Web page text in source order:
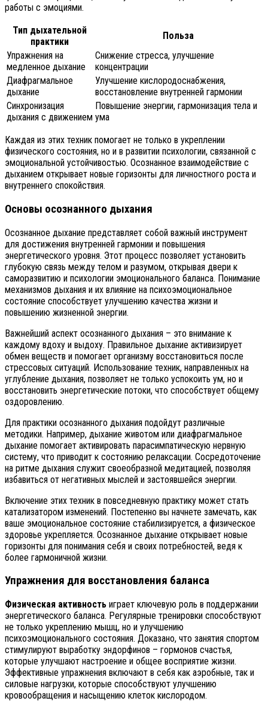
работы с эмоциями.
Тип дыхательной
практики
Польза
Упражнения на
медленное дыхание
Снижение стресса, улучшение
концентрации
Диафрагмальное
дыхание
Улучшение кислородоснабжения,
восстановление внутренней гармонии
Синхронизация
дыхания с движением
Повышение энергии, гармонизация тела и
ума
Каждая из этих техник помогает не только в укреплении
физического состояния, но и в развитии психологии, связанной с
эмоциональной устойчивостью. Осознанное взаимодействие с
дыханием открывает новые горизонты для личностного роста и
внутреннего спокойствия.
Основы осознанного дыхания
Осознанное дыхание представляет собой важный инструмент
для достижения внутренней гармонии и повышения
энергетического уровня. Этот процесс позволяет установить
глубокую связь между телом и разумом, открывая двери к
саморазвитию и психологии эмоционального баланса. Понимание
механизмов дыхания и их влияние на психоэмоциональное
состояние способствует улучшению качества жизни и
повышению жизненной энергии.
Важнейший аспект осознанного дыхания – это внимание к
каждому вдоху и выдоху. Правильное дыхание активизирует
обмен веществ и помогает организму восстановиться после
стрессовых ситуаций. Использование техник, направленных на
углубление дыхания, позволяет не только успокоить ум, но и
восстановить энергетические потоки, что способствует общему
оздоровлению.
Для практики осознанного дыхания подойдут различные
методики. Например, дыхание животом или диафрагмальное
дыхание помогает активировать парасимпатическую нервную
систему, что приводит к состоянию релаксации. Сосредоточение
на ритме дыхания служит своеобразной медитацией, позволяя
избавиться от негативных мыслей и застоявшейся энергии.
Включение этих техник в повседневную практику может стать
катализатором изменений. Постепенно вы начнете замечать, как
ваше эмоциональное состояние стабилизируется, а физическое
здоровье укрепляется. Осознанное дыхание открывает новые
горизонты для понимания себя и своих потребностей, ведя к
более гармоничной жизни.
Упражнения для восстановления баланса
Физическая активность играет ключевую роль в поддержании
энергетического баланса. Регулярные тренировки способствуют
не только укреплению мышц, но и улучшению
психоэмоционального состояния. Доказано, что занятия спортом
стимулируют выработку эндорфинов – гормонов счастья,
которые улучшают настроение и общее восприятие жизни.
Эффективные упражнения включают в себя как аэробные, так и
силовые нагрузки, которые способствуют улучшению
кровообращения и насыщению клеток кислородом.